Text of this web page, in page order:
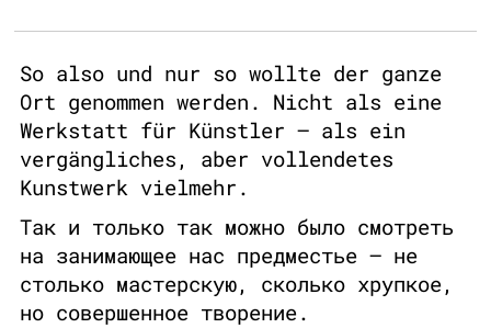
So also und nur so wollte der ganze
Ort genommen werden. Nicht als eine
Werkstatt für Künstler – als ein
vergängliches, aber vollendetes
Kunstwerk vielmehr.
Так и только так можно было смотреть
на занимающее нас предместье – не
столько мастерскую, сколько хрупкое,
но совершенное творение.